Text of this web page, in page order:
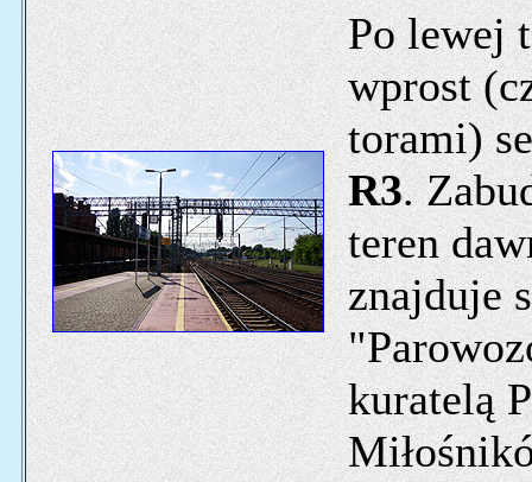
Po lewej
wprost
torami)
R3.
teren
znajduje
kuratelą